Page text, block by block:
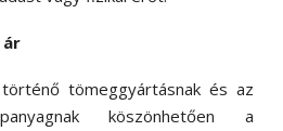
ár
tömeggyártásnak és az
köszönhetően a